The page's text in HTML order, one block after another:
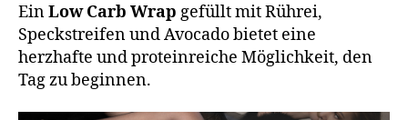
EinLow Carb Wrap gefüllt mit Rührei,
Speckstreifen und Avocado bietet eine
herzhafte und proteinreiche Möglichkeit, den
Tag zu beginnen.